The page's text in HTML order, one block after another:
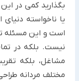
بگذارید کمی در
یا ناخواسته
است و این مسئله
نیست. بلکه در
مشاغل، بلکه
مختلف مردانه